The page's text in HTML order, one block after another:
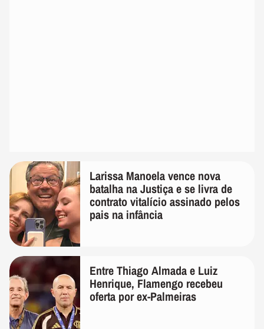
Larissa Manoela vence nova
batalha na Justiça e se livra de
contrato vitalício assinado pelos
pais na infância
Entre Thiago Almada e Luiz
Henrique, Flamengo recebeu
oferta por ex-Palmeiras